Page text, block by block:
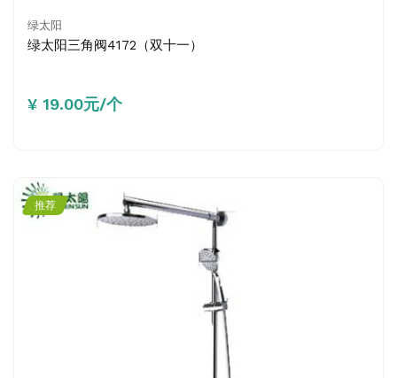
绿太阳
绿太阳三角阀4172（双十一）
¥ 19.00元/个
推荐